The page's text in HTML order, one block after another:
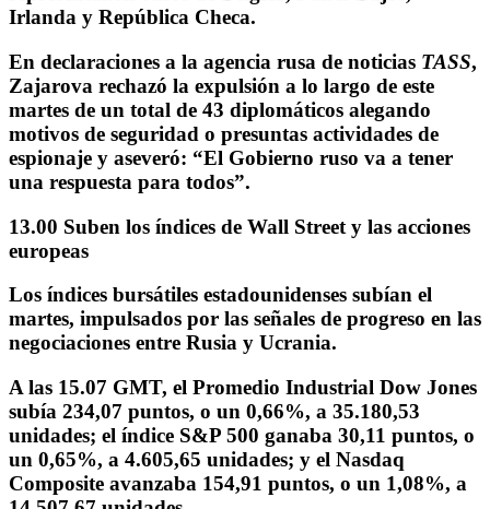
Irlanda y República Checa.
En declaraciones a la agencia rusa de noticias TASS,
Zajarova rechazó la expulsión a lo largo de este
martes de un total de 43 diplomáticos alegando
motivos de seguridad o presuntas actividades de
espionaje y aseveró: “El Gobierno ruso va a tener
una respuesta para todos”.
13.00 Suben los índices de Wall Street y las acciones
europeas
Los índices bursátiles estadounidenses subían el
martes, impulsados por las señales de progreso en las
negociaciones entre Rusia y Ucrania.
A las 15.07 GMT, el Promedio Industrial Dow Jones
subía 234,07 puntos, o un 0,66%, a 35.180,53
unidades; el índice S&P 500 ganaba 30,11 puntos, o
un 0,65%, a 4.605,65 unidades; y el Nasdaq
Composite avanzaba 154,91 puntos, o un 1,08%, a